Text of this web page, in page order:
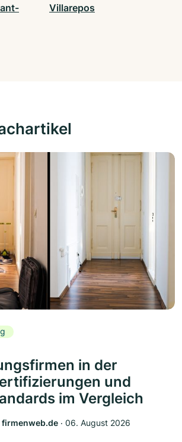
Villarepos
in der
und
im Vergleich
firmenweb.de ‧ 06. August 2026